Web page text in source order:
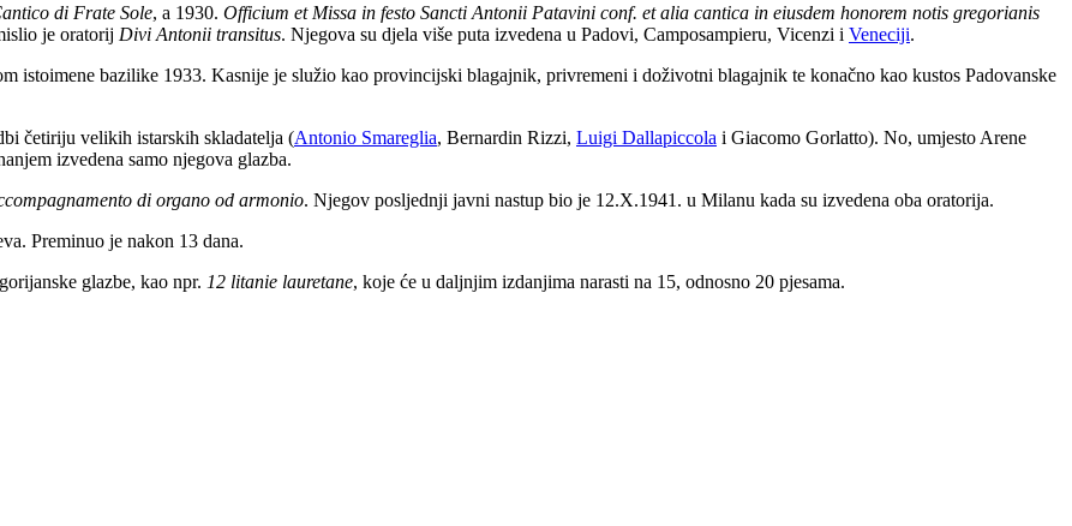
di Frate Sole, a 1930. Officium et Missa in festo Sancti Antonii Patavini conf. et alia cantica in eiusdem honorem notis gregorianis
je oratorij Divi Antonii transitus. Njegova su djela više puta izvedena u Padovi, Camposampieru, Vicenzi i Veneciji.
istoimene bazilike 1933. Kasnije je služio kao provincijski blagajnik, privremeni i doživotni blagajnik te konačno kao kustos Padovanske
četiriju velikih istarskih skladatelja (Antonio Smareglia, Bernardin Rizzi, Luigi Dallapiccola i Giacomo Gorlatto). No, umjesto Arene
izvedena samo njegova glazba.
di organo od armonio. Njegov posljednji javni nastup bio je 12.X.1941. u Milanu kada su izvedena oba oratorija.
Preminuo je nakon 13 dana.
glazbe, kao npr. 12 litanie lauretane, koje će u daljnjim izdanjima narasti na 15, odnosno 20 pjesama.